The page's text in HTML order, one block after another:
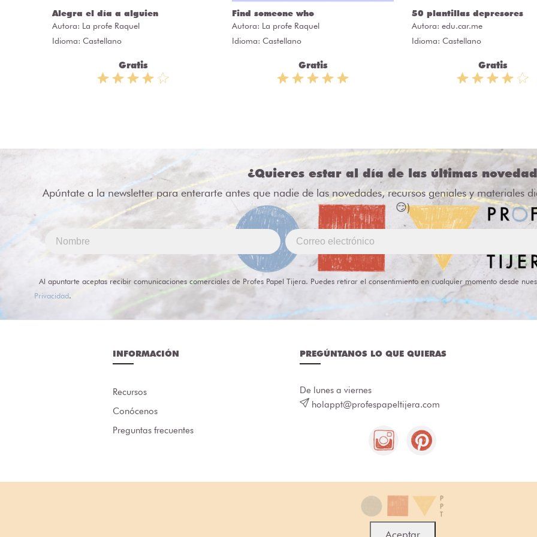
Alegra el día a alguien
Autora: La profe Raquel
Idioma: Castellano
Gratis
Find someone who
Autora: La profe Raquel
Idioma: Castellano
Gratis
50 plantillas depresores
Autora: edu.car.me
Idioma: Castellano
Gratis
¿Quieres estar al día de las últimas
Apúntate a la newsletter para enterarte antes que nadie de las novedades, recursos geniales y materiales
😏)
Al apuntarte aceptas recibir comunicaciones comerciales de Profes Papel Tijera. Puedes retirar el consentimiento en cualquier momento desde
Privacidad.
INFORMACIÓN
Recursos
Conócenos
Preguntas frecuentes
PREGÚNTANOS LO QUE QUIERAS
De lunes a viernes
holappt@profespapeltijera.com
Aceptar